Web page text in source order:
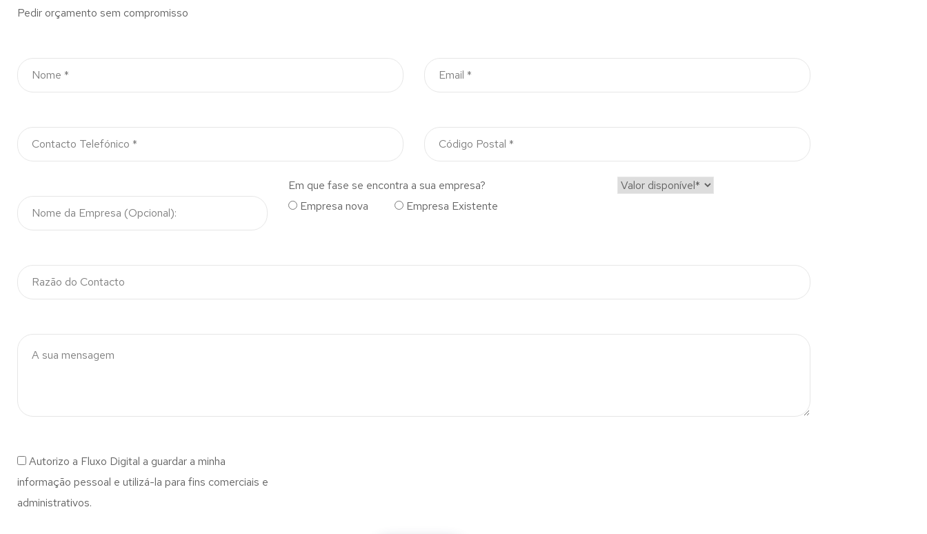
Pedir orçamento sem compromisso
Em que fase se encontra a sua empresa?
Empresa nova
Empresa Existente
Autorizo a Fluxo Digital a guardar a minha
informação pessoal e utilizá-la para fins comerciais e
administrativos.